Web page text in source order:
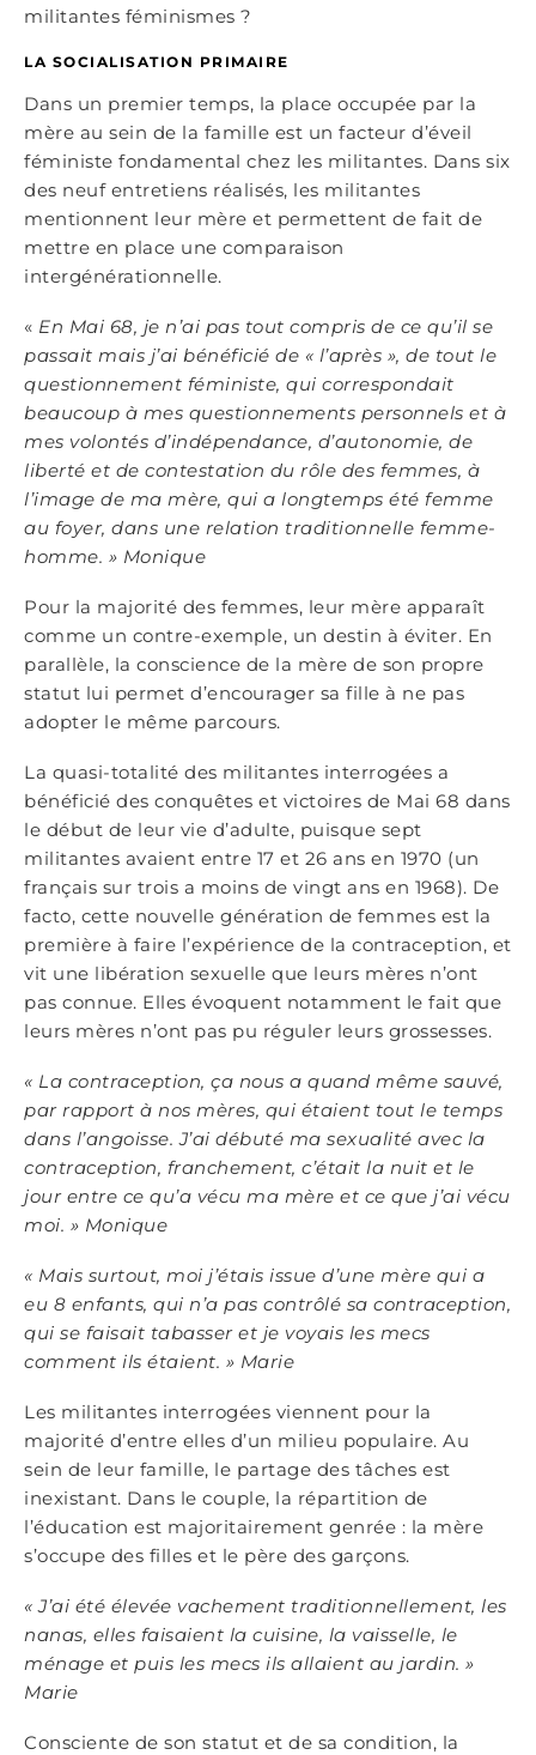
militantes féminismes ?
LA SOCIALISATION PRIMAIRE
Dans un premier temps, la place occupée par la
mère au sein de la famille est un facteur d’éveil
féministe fondamental chez les militantes. Dans six
des neuf entretiens réalisés, les militantes
mentionnent leur mère et permettent de fait de
mettre en place une comparaison
intergénérationnelle.
« En Mai 68, je n’ai pas tout compris de ce qu’il se
passait mais j’ai bénéficié de « l’après », de tout le
questionnement féministe, qui correspondait
beaucoup à mes questionnements personnels et à
mes volontés d’indépendance, d’autonomie, de
liberté et de contestation du rôle des femmes, à
l’image de ma mère, qui a longtemps été femme
au foyer, dans une relation traditionnelle femme-
homme. » Monique
Pour la majorité des femmes, leur mère apparaît
comme un contre-exemple, un destin à éviter. En
parallèle, la conscience de la mère de son propre
statut lui permet d’encourager sa fille à ne pas
adopter le même parcours.
La quasi-totalité des militantes interrogées a
bénéficié des conquêtes et victoires de Mai 68 dans
le début de leur vie d’adulte, puisque sept
militantes avaient entre 17 et 26 ans en 1970 (un
français sur trois a moins de vingt ans en 1968). De
facto, cette nouvelle génération de femmes est la
première à faire l’expérience de la contraception, et
vit une libération sexuelle que leurs mères n’ont
pas connue. Elles évoquent notamment le fait que
leurs mères n’ont pas pu réguler leurs grossesses.
« La contraception, ça nous a quand même sauvé,
par rapport à nos mères, qui étaient tout le temps
dans l’angoisse. J’ai débuté ma sexualité avec la
contraception, franchement, c’était la nuit et le
jour entre ce qu’a vécu ma mère et ce que j’ai vécu
moi. » Monique
« Mais surtout, moi j’étais issue d’une mère qui a
eu 8 enfants, qui n’a pas contrôlé sa contraception,
qui se faisait tabasser et je voyais les mecs
comment ils étaient. » Marie
Les militantes interrogées viennent pour la
majorité d’entre elles d’un milieu populaire. Au
sein de leur famille, le partage des tâches est
inexistant. Dans le couple, la répartition de
l’éducation est majoritairement genrée : la mère
s’occupe des filles et le père des garçons.
« J’ai été élevée vachement traditionnellement, les
nanas, elles faisaient la cuisine, la vaisselle, le
ménage et puis les mecs ils allaient au jardin. »
Marie
Consciente de son statut et de sa condition, la